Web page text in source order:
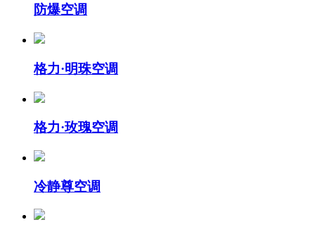
防爆空调
格力·明珠空调
格力·玫瑰空调
冷静尊空调